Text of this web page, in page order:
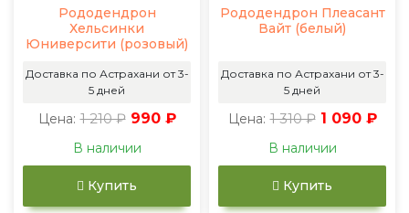
Рододендрон
Хельсинки
Юниверсити (розовый)
Доставка по Астрахани от 3-
5 дней
Цена: 1 210 ₽ 990 ₽
В наличии
Купить
Рододендрон Плеасант
Вайт (белый)
Доставка по Астрахани от 3-
5 дней
Цена: 1 310 ₽ 1 090 ₽
В наличии
Купить